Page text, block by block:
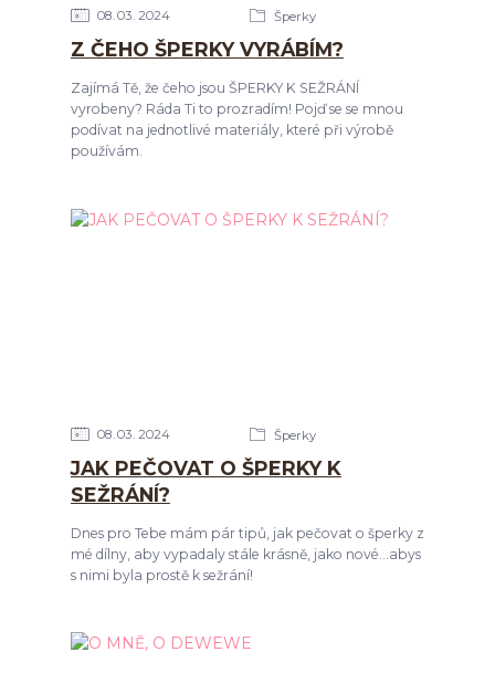
08 03 2024 Šperky
Z ČEHO ŠPERKY VYRÁBÍM?
Zajímá Tě, že čeho jsou ŠPERKY K SEŽRÁNÍ
vyrobeny? Ráda Ti to prozradím! Pojď se se mnou
podívat na jednotlivé materiály, které při výrobě
používám.
08 03 2024 Šperky
JAK PEČOVAT O ŠPERKY K
SEŽRÁNÍ?
Dnes pro Tebe mám pár tipů, jak pečovat o šperky z
mé dílny, aby vypadaly stále krásně, jako nové...abys
s nimi byla prostě k sežrání!